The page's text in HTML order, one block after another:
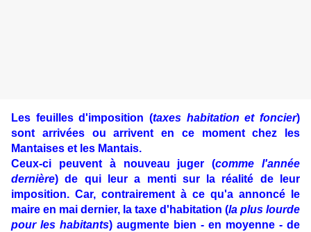
Les feuilles d'imposition (taxes habitation et foncier)
sont arrivées ou arrivent en ce moment chez les
Mantaises et les Mantais.
Ceux-ci peuvent à nouveau juger (comme l'année
dernière) de qui leur a menti sur la réalité de leur
imposition. Car, contrairement à ce qu'a annoncé le
maire en mai dernier, la taxe d'habitation (la plus lourde
pour les habitants) augmente bien - en moyenne - de